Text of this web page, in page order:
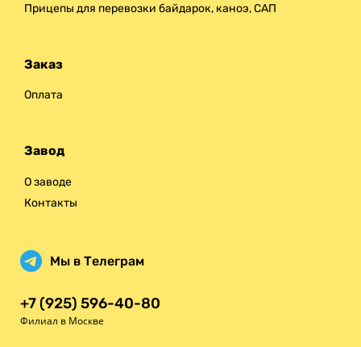
Прицепы для перевозки байдарок, каноэ, САП
Заказ
Оплата
Завод
О заводе
Контакты
Мы в Телеграм
+7 (925) 596-40-80
Филиал в Москве